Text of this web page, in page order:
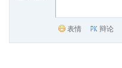
表情 辩论